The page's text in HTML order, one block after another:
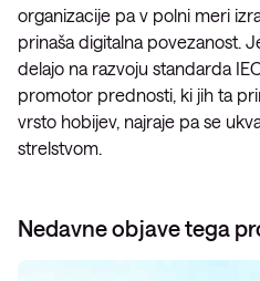
organizacije pa v polni meri
prinaša digitalna povezanost.
delajo na razvoju standarda
promotor prednosti, ki jih ta
vrsto hobijev, najraje pa se
strelstvom.
Nedavne objave tega